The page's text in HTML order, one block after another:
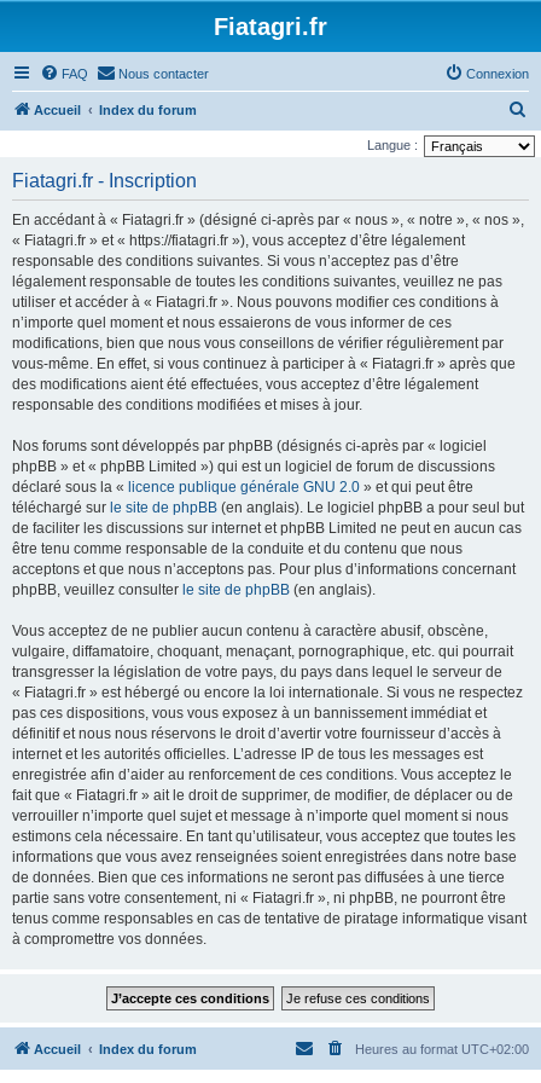
Fiatagri.fr
FAQ Nous contacter Connexion
Accueil Index du forum
e
Langue :
Fiatagri.fr - Inscription
En accédant à « Fiatagri.fr » (désigné ci-après par « nous », « notre », « nos »,
« Fiatagri.fr » et « https://fiatagri.fr »), vous acceptez d’être légalement
responsable des conditions suivantes. Si vous n’acceptez pas d’être
légalement responsable de toutes les conditions suivantes, veuillez ne pas
utiliser et accéder à « Fiatagri.fr ». Nous pouvons modifier ces conditions à
n’importe quel moment et nous essaierons de vous informer de ces
modifications, bien que nous vous conseillons de vérifier régulièrement par
vous-même. En effet, si vous continuez à participer à « Fiatagri.fr » après que
des modifications aient été effectuées, vous acceptez d’être légalement
responsable des conditions modifiées et mises à jour.
Nos forums sont développés par phpBB (désignés ci-après par « logiciel
phpBB » et « phpBB Limited ») qui est un logiciel de forum de discussions
déclaré sous la « licence publique générale GNU 2.0 » et qui peut être
téléchargé sur le site de phpBB (en anglais). Le logiciel phpBB a pour seul but
de faciliter les discussions sur internet et phpBB Limited ne peut en aucun cas
être tenu comme responsable de la conduite et du contenu que nous
acceptons et que nous n’acceptons pas. Pour plus d’informations concernant
phpBB, veuillez consulter le site de phpBB (en anglais).
Vous acceptez de ne publier aucun contenu à caractère abusif, obscène,
vulgaire, diffamatoire, choquant, menaçant, pornographique, etc. qui pourrait
transgresser la législation de votre pays, du pays dans lequel le serveur de
« Fiatagri.fr » est hébergé ou encore la loi internationale. Si vous ne respectez
pas ces dispositions, vous vous exposez à un bannissement immédiat et
définitif et nous nous réservons le droit d’avertir votre fournisseur d’accès à
internet et les autorités officielles. L’adresse IP de tous les messages est
enregistrée afin d’aider au renforcement de ces conditions. Vous acceptez le
fait que « Fiatagri.fr » ait le droit de supprimer, de modifier, de déplacer ou de
verrouiller n’importe quel sujet et message à n’importe quel moment si nous
estimons cela nécessaire. En tant qu’utilisateur, vous acceptez que toutes les
informations que vous avez renseignées soient enregistrées dans notre base
de données. Bien que ces informations ne seront pas diffusées à une tierce
partie sans votre consentement, ni « Fiatagri.fr », ni phpBB, ne pourront être
tenus comme responsables en cas de tentative de piratage informatique visant
à compromettre vos données.
Accueil Index du forum Heures au format UTC+02:00